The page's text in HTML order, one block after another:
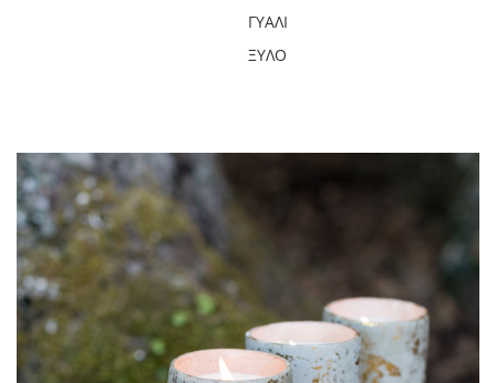
ΓΥΑΛΊ
ΞΎΛΟ